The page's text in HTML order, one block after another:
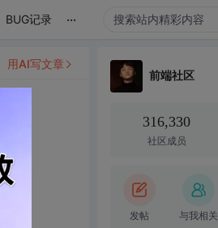
BUG记录 ...
用AI写文章
前端社区
316,330
社区成员
发帖 与我相关